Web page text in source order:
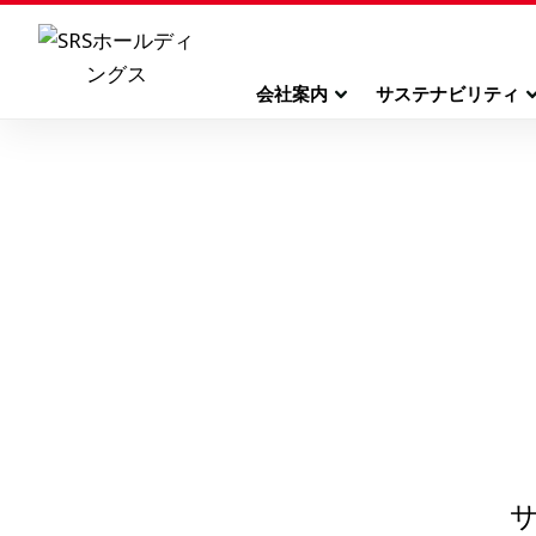
会社案内 サステナビリティ